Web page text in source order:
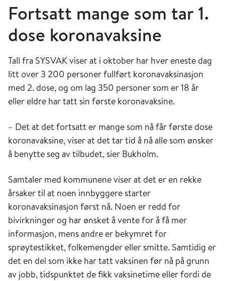
Fortsatt mange som tar 1.
dose koronavaksine
Tall fra SYSVAK viser at i oktober har hver eneste dag
litt over 3 200 personer fullført koronavaksinasjon
med 2. dose, og om lag 350 personer som er 18 år
eller eldre har tatt sin første koronavaksine.
– Det at det fortsatt er mange som nå får første dose
koronavaksine, viser at det tar tid å nå alle som ønsker
å benytte seg av tilbudet, sier Bukholm.
Samtaler med kommunene viser at det er en rekke
årsaker til at noen innbyggere starter
koronavaksinasjon først nå. Noen er redd for
bivirkninger og har ønsket å vente for å få mer
informasjon, mens andre er bekymret for
sprøytestikket, folkemengder eller smitte. Samtidig er
det en del som ikke har tatt vaksinen før nå på grunn
av jobb, tidspunktet de fikk vaksinetime eller fordi de